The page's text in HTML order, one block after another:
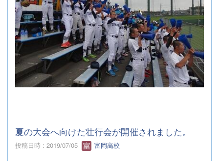
夏の大会へ向けた壮行会が開催されました。
投稿日時 : 2019/07/05 富岡高校